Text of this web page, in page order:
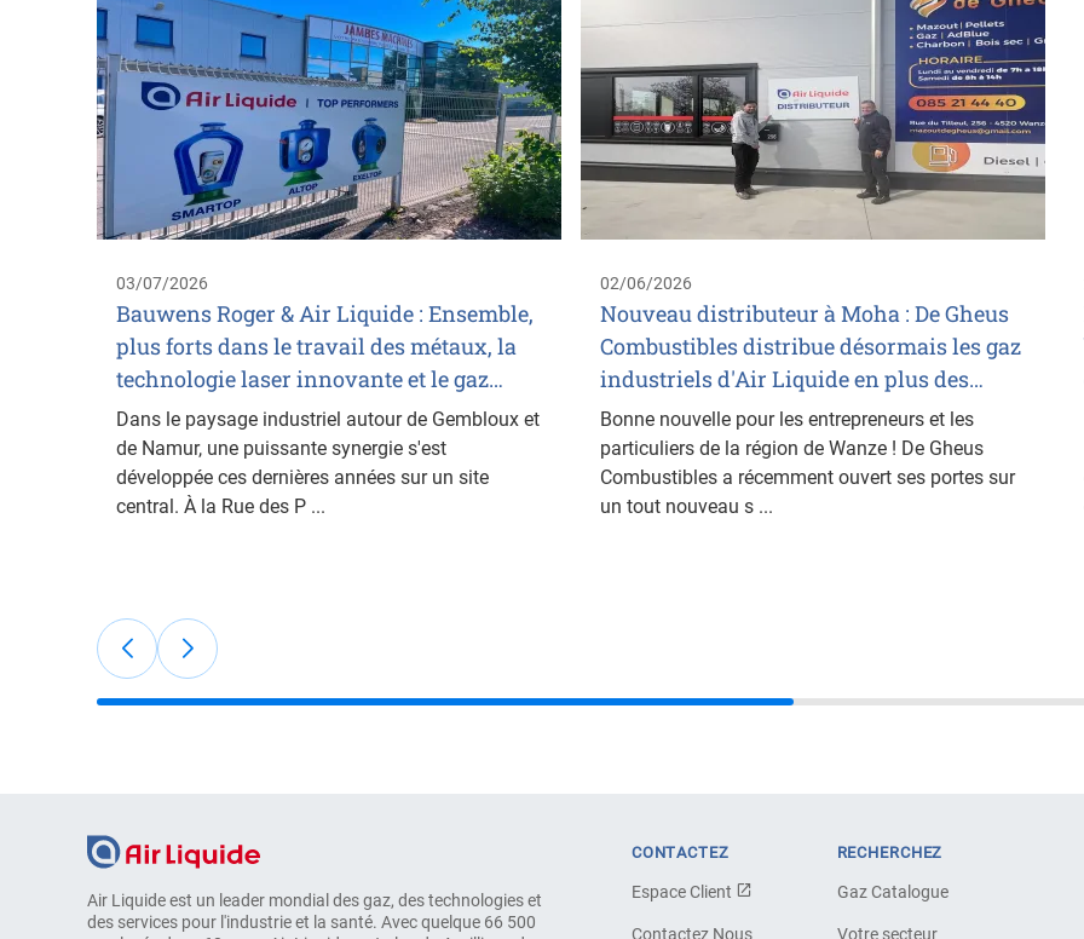
03/07/2026
Bauwens Roger & Air Liquide : Ensemble,
plus forts dans le travail des métaux, la
technologie laser innovante et le gaz…
Dans le paysage industriel autour de Gembloux et
de Namur, une puissante synergie s'est
développée ces dernières années sur un site
central. À la Rue des P ...
02/06/2026
Nouveau distributeur à Moha : De Gheus
Combustibles distribue désormais les gaz
industriels d'Air Liquide en plus des…
Bonne nouvelle pour les entrepreneurs et les
particuliers de la région de Wanze ! De Gheus
Combustibles a récemment ouvert ses portes sur
un tout nouveau s ...
Air Liquide est un leader mondial des gaz, des technologies et
des services pour l'industrie et la santé. Avec quelque 66 500
CONTACTEZ
Espace Client
Contactez Nous
RECHERCHEZ
Gaz Catalogue
Votre secteur